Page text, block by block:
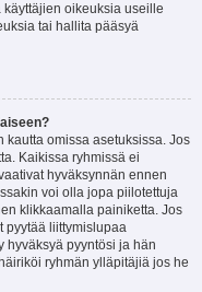
oikeuksia useille
tai hallita pääsyä
kautta omissa asetuksissa. Jos
Kaikissa ryhmissä ei
hyväksynnän ennen
voi olla jopa piilotettuja
klikkaamalla painiketta. Jos
pyytää liittymislupaa
hyväksyä pyyntösi ja hän
ryhmän ylläpitäjiä jos he